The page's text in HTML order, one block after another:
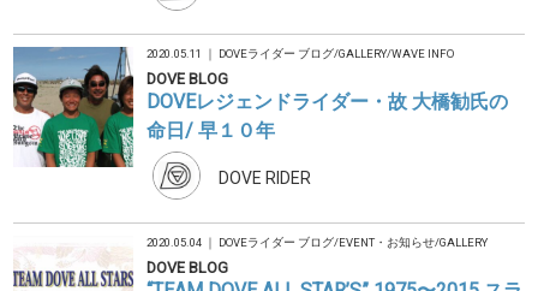
2020.05.11 ｜ DOVEライダー ブログ/GALLERY/WAVE INFO
DOVE BLOG
DOVEレジェンドライダー・故 大橋勧氏の
命日/ 早１０年
DOVE RIDER
2020.05.04 ｜ DOVEライダー ブログ/EVENT・お知らせ/GALLERY
DOVE BLOG